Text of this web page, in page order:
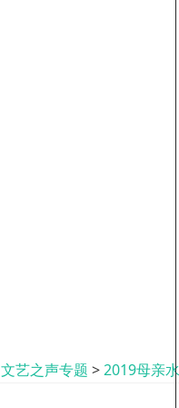
文艺之声专题 >2019母亲